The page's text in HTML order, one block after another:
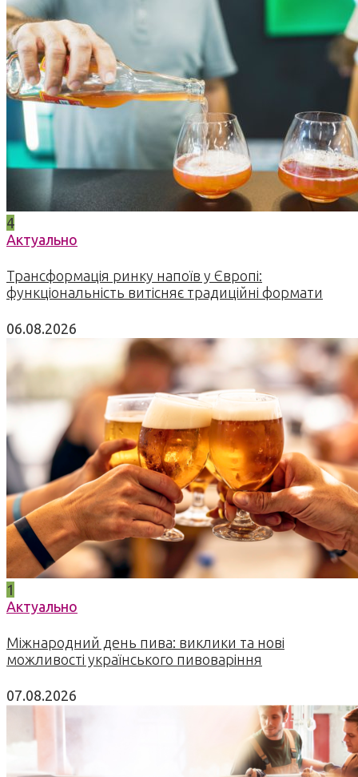
4
Актуально
Трансформація ринку напоїв у Європі:
функціональність витісняє традиційні формати
06.08.2026
1
Актуально
Міжнародний день пива: виклики та нові
можливості українського пивоваріння
07.08.2026